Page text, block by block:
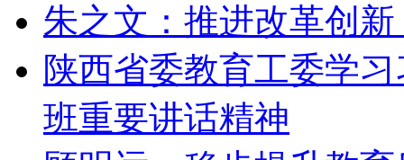
朱之文：推进改革创
陕西省委教育工委学
班重要讲话精神